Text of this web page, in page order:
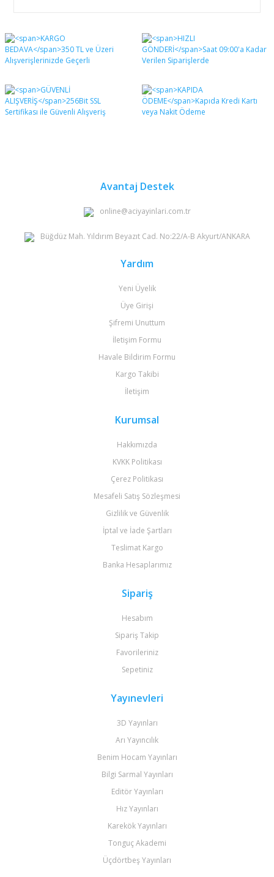
Bu ürüne ilk yorumu siz yapın!
Yorum Yaz
Bu ürünün fiyat bilgisi, resim, ürün açıklamalarında ve
diğer konularda yetersiz gördüğünüz noktaları öneri
formunu kullanarak tarafımıza iletebilirsiniz.
Görüş ve önerileriniz için teşekkür ederiz.
Ürün resmi kalitesiz, bozuk veya görüntülenemiyor.
Ürün açıklamasında eksik bilgiler bulunuyor.
Avantaj Destek
online@aciyayinlari.com.tr
Büğdüz Mah. Yıldırım Beyazıt Cad. No:22/A-B Akyurt/ANKARA
Yardım
Yeni Üyelik
Üye Girişi
Şifremi Unuttum
İletişim Formu
Havale Bildirim Formu
Kargo Takibi
İletişim
Kurumsal
Hakkımızda
KVKK Politikası
Çerez Politikası
Mesafeli Satış Sözleşmesi
Gizlilik ve Güvenlik
İptal ve İade Şartları
Teslimat Kargo
Banka Hesaplarımız
Sipariş
Hesabım
Sipariş Takip
Favorileriniz
Sepetiniz
Yayınevleri
3D Yayınları
Arı Yayıncılık
Benim Hocam Yayınları
Bilgi Sarmal Yayınları
Editör Yayınları
Hız Yayınları
Karekök Yayınları
Tonguç Akademi
Üçdörtbeş Yayınları